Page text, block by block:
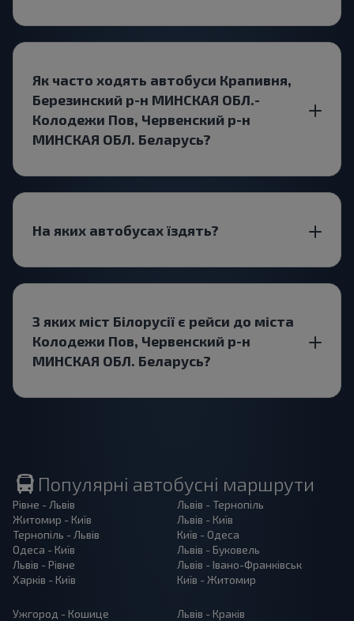
Як часто ходять автобуси Крапивня,
Березинский р-н МИНСКАЯ ОБЛ.-
Колодежи Пов, Червенский р-н
МИНСКАЯ ОБЛ. Беларусь?
На яких автобусах їздять?
З яких міст Білорусії є рейси до міста
Колодежи Пов, Червенский р-н
МИНСКАЯ ОБЛ. Беларусь?
Популярні автобусні маршрути
Рівне - Львів
Житомир - Київ
Тернопіль - Львів
Одеса - Київ
Львів - Рівне
Харків - Київ
Львів - Тернопіль
Львів - Київ
Київ - Одеса
Львів - Буковель
Львів - Івано-Франківськ
Київ - Житомир
Ужгород - Кошице
Львів - Краків